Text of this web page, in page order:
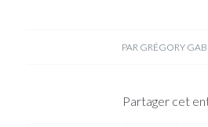
PAR GRÉGORY
Partager cet